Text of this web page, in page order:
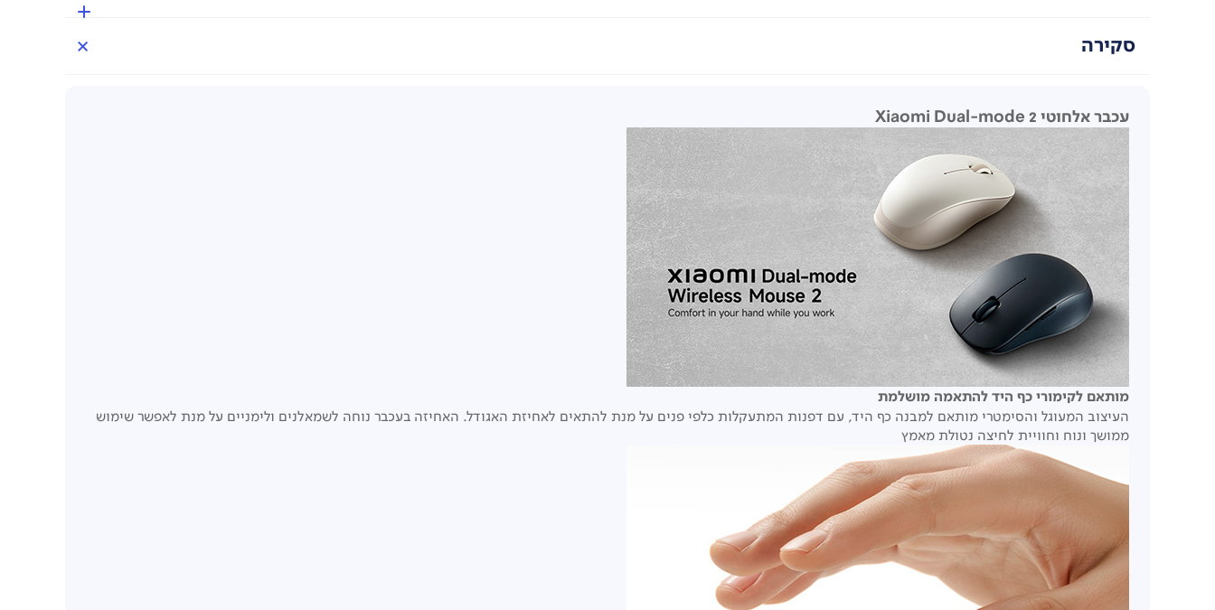
סקירה
עכבר אלחוטי Xiaomi Dual-mode 2
מותאם לקימורי כף היד להתאמה מושלמת
העיצוב המעוגל והסימטרי מותאם למבנה כף היד, עם דפנות המתעקלות כלפי פנים על מנת להתאים לאחיזת האגודל. האחיזה בעכבר נוחה לשמאלנים ולימניים על מנת לאפשר שימוש
ממושך ונוח וחוויית לחיצה נטולת מאמץ